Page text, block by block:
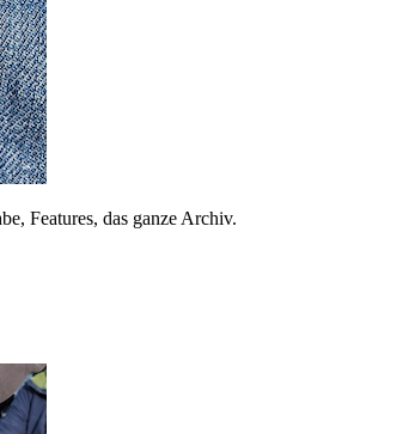
Features, das ganze Archiv.